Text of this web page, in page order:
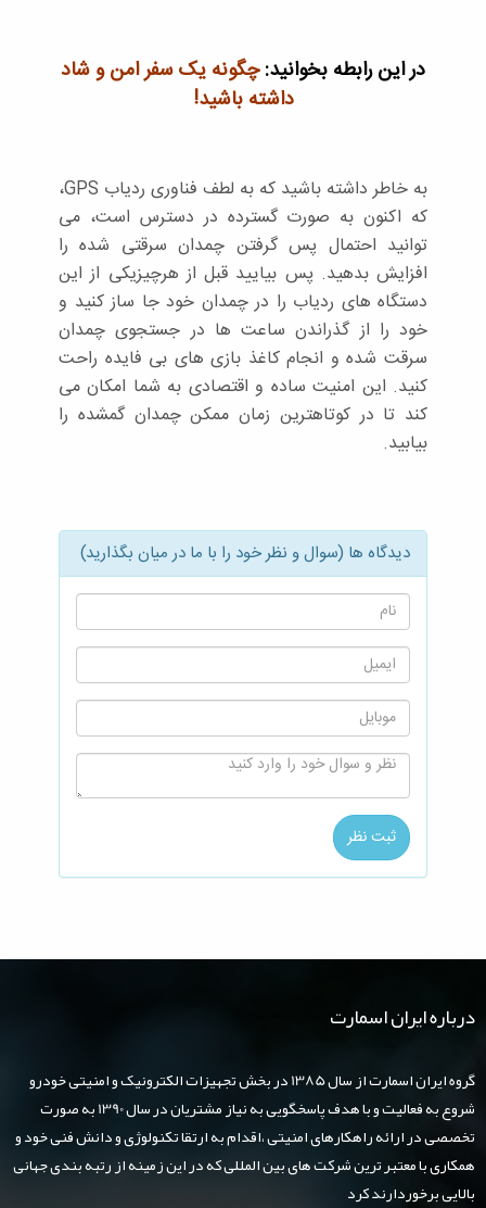
در این رابطه بخوانید:چگونه یک سفر امن و شاد
داشته باشید!
به خاطر داشته باشید که به لطف فناوری ردیاب GPS،
که اکنون به صورت گسترده در دسترس است، می
توانید احتمال پس گرفتن چمدان سرقتی شده را
افزایش بدهید. پس بیایید قبل از هرچیزیکی از این
دستگاه های ردیاب را در چمدان خود جا ساز کنید و
خود را از گذراندن ساعت ها در جستجوی چمدان
سرقت شده و انجام کاغذ بازی های بی فایده راحت
کنید. این امنیت ساده و اقتصادی به شما امکان می
کند تا در کوتاهترین زمان ممکن چمدان گمشده را
بیابید.
دیدگاه ها (سوال و نظر خود را با ما در میان بگذارید)
ثبت نظر
ایران اسمارت
گروه ایران اسمارت از سال 1385 در بخش تجهیزات الکترونیک و امنیتی خودرو
شروع به فعالیت و با هدف پاسخگویی به نیاز مشتریان در سال 1390 به صورت
در ارائه راهکارهای امنیتی ،اقدام به ارتقا تکنولوژی و دانش فنی خود و
با معتبر ترین شرکت های بین المللی که در این زمینه از رتبه بندی جهانی
برخوردارند کرد